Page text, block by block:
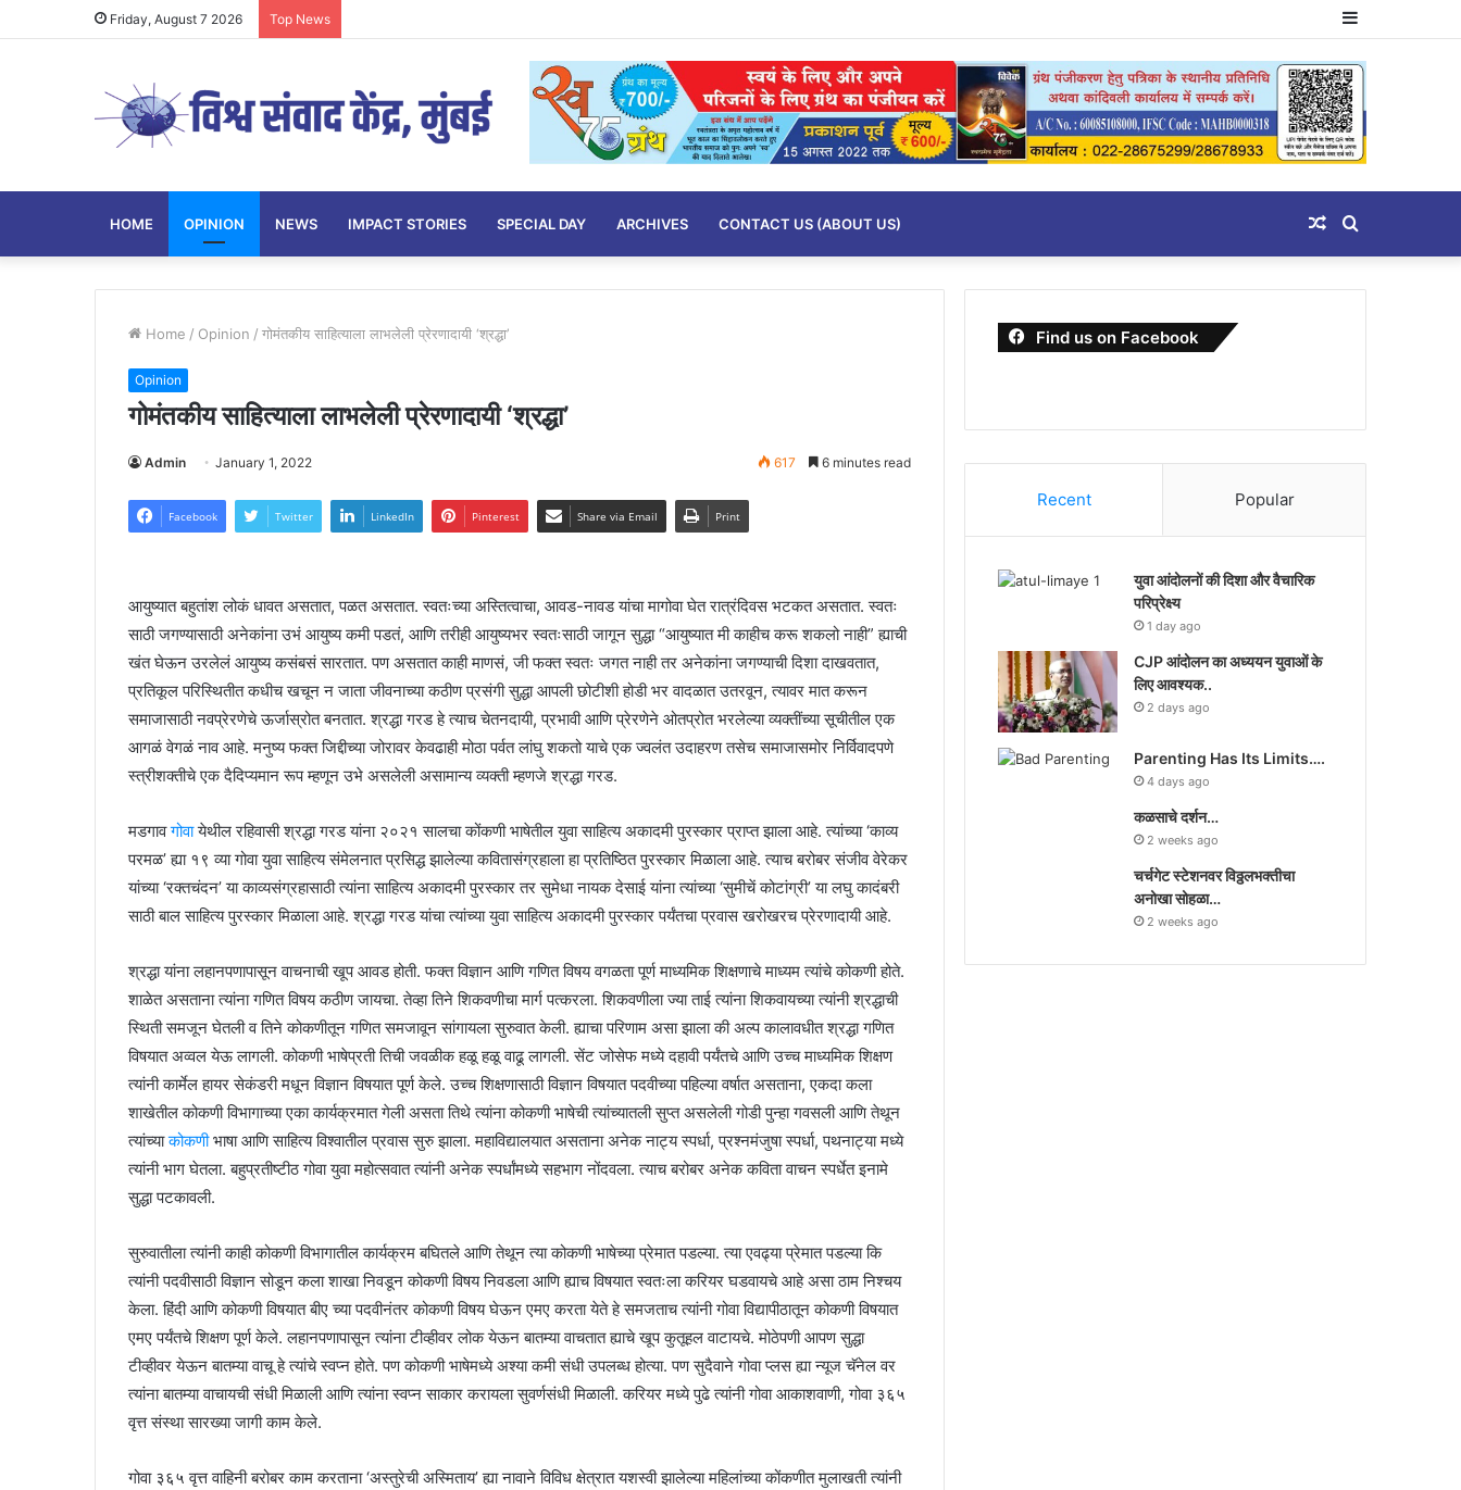
Friday, August 7 2026 Top News Sidebar
HOME OPINION NEWS IMPACT STORIES SPECIAL DAY ARCHIVES CONTACT US (ABOUT US) Search
for
Random
Article
Home / Opinion / गोमंतकीय साहित्याला लाभलेली प्रेरणादायी ‘श्रद्धा’
Opinion
गोमंतकीय साहित्याला लाभलेली प्रेरणादायी ‘श्रद्धा’
Admin January 1, 2022 617 6 minutes read
Facebook Twitter LinkedIn Pinterest Share via Email Print
आयुष्यात बहुतांश लोकं धावत असतात, पळत असतात. स्वतःच्या अस्तित्वाचा, आवड-नावड यांचा मागोवा घेत रात्रंदिवस भटकत असतात. स्वतः
साठी जगण्यासाठी अनेकांना उभं आयुष्य कमी पडतं, आणि तरीही आयुष्यभर स्वतःसाठी जागून सुद्धा “आयुष्यात मी काहीच करू शकलो नाही” ह्याची
खंत घेऊन उरलेलं आयुष्य कसंबसं सारतात. पण असतात काही माणसं, जी फक्त स्वतः जगत नाही तर अनेकांना जगण्याची दिशा दाखवतात,
प्रतिकूल परिस्थितीत कधीच खचून न जाता जीवनाच्या कठीण प्रसंगी सुद्धा आपली छोटीशी होडी भर वादळात उतरवून, त्यावर मात करून
समाजासाठी नवप्रेरणेचे ऊर्जास्रोत बनतात. श्रद्धा गरड हे त्याच चेतनदायी, प्रभावी आणि प्रेरणेने ओतप्रोत भरलेल्या व्यक्तींच्या सूचीतील एक
आगळं वेगळं नाव आहे. मनुष्य फक्त जिद्दीच्या जोरावर केवढाही मोठा पर्वत लांघु शकतो याचे एक ज्वलंत उदाहरण तसेच समाजासमोर निर्विवादपणे
स्त्रीशक्तीचे एक दैदिप्यमान रूप म्हणून उभे असलेली असामान्य व्यक्ती म्हणजे श्रद्धा गरड.
मडगावगोवायेथील रहिवासी श्रद्धा गरड यांना २०२१ सालचा कोंकणी भाषेतील युवा साहित्य अकादमी पुरस्कार प्राप्त झाला आहे. त्यांच्या ‘काव्य
परमळ’ ह्या १९ व्या गोवा युवा साहित्य संमेलनात प्रसिद्ध झालेल्या कवितासंग्रहाला हा प्रतिष्ठित पुरस्कार मिळाला आहे. त्याच बरोबर संजीव वेरेकर
यांच्या ‘रक्तचंदन’ या काव्यसंग्रहासाठी त्यांना साहित्य अकादमी पुरस्कार तर सुमेधा नायक देसाई यांना त्यांच्या ‘सुमीचें कोटांग्री’ या लघु कादंबरी
साठी बाल साहित्य पुरस्कार मिळाला आहे. श्रद्धा गरड यांचा त्यांच्या युवा साहित्य अकादमी पुरस्कार पर्यंतचा प्रवास खरोखरच प्रेरणादायी आहे.
श्रद्धा यांना लहानपणापासून वाचनाची खूप आवड होती. फक्त विज्ञान आणि गणित विषय वगळता पूर्ण माध्यमिक शिक्षणाचे माध्यम त्यांचे कोकणी होते.
शाळेत असताना त्यांना गणित विषय कठीण जायचा. तेव्हा तिने शिकवणीचा मार्ग पत्करला. शिकवणीला ज्या ताई त्यांना शिकवायच्या त्यांनी श्रद्धाची
स्थिती समजून घेतली व तिने कोकणीतून गणित समजावून सांगायला सुरुवात केली. ह्याचा परिणाम असा झाला की अल्प कालावधीत श्रद्धा गणित
विषयात अव्वल येऊ लागली. कोकणी भाषेप्रती तिची जवळीक हळू हळू वाढू लागली. सेंट जोसेफ मध्ये दहावी पर्यंतचे आणि उच्च माध्यमिक शिक्षण
त्यांनी कार्मेल हायर सेकंडरी मधून विज्ञान विषयात पूर्ण केले. उच्च शिक्षणासाठी विज्ञान विषयात पदवीच्या पहिल्या वर्षात असताना, एकदा कला
शाखेतील कोकणी विभागाच्या एका कार्यक्रमात गेली असता तिथे त्यांना कोकणी भाषेची त्यांच्यातली सुप्त असलेली गोडी पुन्हा गवसली आणि तेथून
त्यांच्याकोकणीभाषा आणि साहित्य विश्वातील प्रवास सुरु झाला. महाविद्यालयात असताना अनेक नाट्य स्पर्धा, प्रश्नमंजुषा स्पर्धा, पथनाट्या मध्ये
त्यांनी भाग घेतला. बहुप्रतीष्टीठ गोवा युवा महोत्सवात त्यांनी अनेक स्पर्धांमध्ये सहभाग नोंदवला. त्याच बरोबर अनेक कविता वाचन स्पर्धेत इनामे
सुद्धा पटकावली.
सुरुवातीला त्यांनी काही कोकणी विभागातील कार्यक्रम बघितले आणि तेथून त्या कोकणी भाषेच्या प्रेमात पडल्या. त्या एवढ्या प्रेमात पडल्या कि
त्यांनी पदवीसाठी विज्ञान सोडून कला शाखा निवडून कोकणी विषय निवडला आणि ह्याच विषयात स्वतःला करियर घडवायचे आहे असा ठाम निश्चय
केला. हिंदी आणि कोकणी विषयात बीए च्या पदवीनंतर कोकणी विषय घेऊन एमए करता येते हे समजताच त्यांनी गोवा विद्यापीठातून कोकणी विषयात
एमए पर्यंतचे शिक्षण पूर्ण केले. लहानपणापासून त्यांना टीव्हीवर लोक येऊन बातम्या वाचतात ह्याचे खूप कुतूहल वाटायचे. मोठेपणी आपण सुद्धा
टीव्हीवर येऊन बातम्या वाचू हे त्यांचे स्वप्न होते. पण कोकणी भाषेमध्ये अश्या कमी संधी उपलब्ध होत्या. पण सुदैवाने गोवा प्लस ह्या न्यूज चॅनेल वर
त्यांना बातम्या वाचायची संधी मिळाली आणि त्यांना स्वप्न साकार करायला सुवर्णसंधी मिळाली. करियर मध्ये पुढे त्यांनी गोवा आकाशवाणी, गोवा ३६५
वृत्त संस्था सारख्या जागी काम केले.
गोवा ३६५ वृत्त वाहिनी बरोबर काम करताना ‘अस्तुरेची अस्मिताय’ ह्या नावाने विविध क्षेत्रात यशस्वी झालेल्या महिलांच्या कोंकणीत मुलाखती त्यांनी
Find us on Facebook
Recent Popular
युवा आंदोलनों की दिशा और वैचारिक
परिप्रेक्ष्य
1 day ago
CJP आंदोलन का अध्ययन युवाओं के
लिए आवश्यक..
2 days ago
Parenting Has Its Limits….
4 days ago
कळसाचे दर्शन…
2 weeks ago
चर्चगेट स्टेशनवर विठ्ठलभक्तीचा
अनोखा सोहळा…
2 weeks ago